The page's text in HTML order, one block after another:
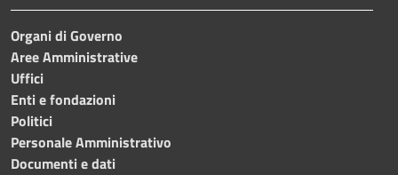
Organi di Governo
Aree Amministrative
Uffici
Enti e fondazioni
Politici
Personale Amministrativo
Documenti e dati